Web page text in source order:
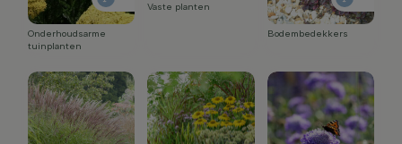
Onderhoudsarme
tuinplanten
Vaste planten
Bodembedekkers